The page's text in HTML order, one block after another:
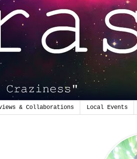
& Collaborations Local Events